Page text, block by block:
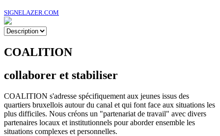
SIGNELAZER.COM
COALITION
collaborer et stabiliser
COALITION s'adresse spécifiquement aux jeunes issus des
quartiers bruxellois autour du canal et qui font face aux situations les
plus difficiles. Nous créons un "partenariat de travail" avec divers
partenaires locaux et institutionnels pour aborder ensemble les
situations complexes et personnelles.